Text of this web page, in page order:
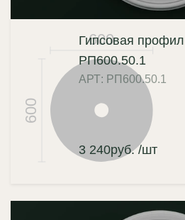
600
600
Гипсовая
РП600.50.1
АРТ: РП600.50.1
3 240руб. /шт